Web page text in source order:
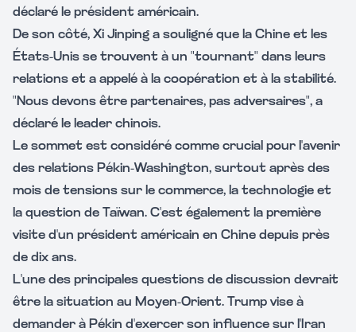
déclaré le président américain.
De son côté, Xi Jinping a souligné que la Chine et les
États-Unis se trouvent à un "tournant" dans leurs
relations et a appelé à la coopération et à la stabilité.
"Nous devons être partenaires, pas adversaires", a
déclaré le leader chinois.
Le sommet est considéré comme crucial pour l'avenir
des relations Pékin-Washington, surtout après des
mois de tensions sur le commerce, la technologie et
la question de Taïwan. C'est également la première
visite d'un président américain en Chine depuis près
de dix ans.
L'une des principales questions de discussion devrait
être la situation au Moyen-Orient. Trump vise à
demander à Pékin d'exercer son influence sur l'Iran